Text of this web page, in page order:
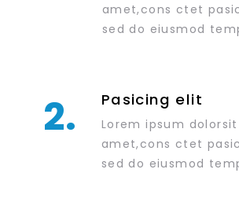
amet,cons ctet
sed do eiusmod
2. Pasicing elit
Lorem ipsum dolorsit
amet,cons ctet
sed do eiusmod